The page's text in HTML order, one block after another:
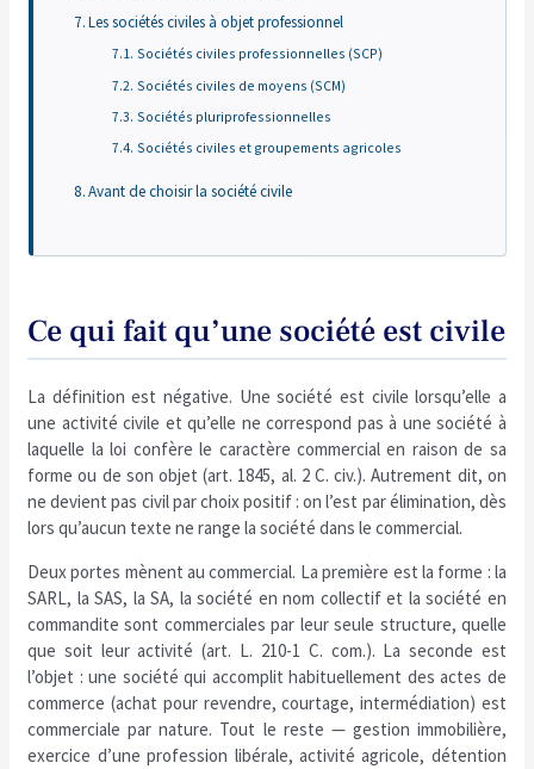
Les sociétés civiles à objet professionnel
Sociétés civiles professionnelles (SCP)
Sociétés civiles de moyens (SCM)
Sociétés pluriprofessionnelles
Sociétés civiles et groupements agricoles
Avant de choisir la société civile
Ce qui fait qu’une société est civile
La définition est négative. Une société est civile lorsqu’elle a
une activité civile et qu’elle ne correspond pas à une société à
laquelle la loi confère le caractère commercial en raison de sa
forme ou de son objet (art. 1845, al. 2 C. civ.). Autrement dit, on
ne devient pas civil par choix positif : on l’est par élimination, dès
lors qu’aucun texte ne range la société dans le commercial.
Deux portes mènent au commercial. La première est la forme : la
SARL, la SAS, la SA, la société en nom collectif et la société en
commandite sont commerciales par leur seule structure, quelle
que soit leur activité (art. L. 210-1 C. com.). La seconde est
l’objet : une société qui accomplit habituellement des actes de
commerce (achat pour revendre, courtage, intermédiation) est
commerciale par nature. Tout le reste — gestion immobilière,
exercice d’une profession libérale, activité agricole, détention